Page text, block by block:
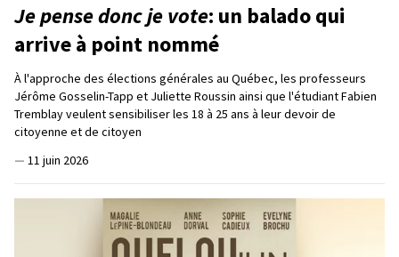
Je pense donc je vote: un balado qui
arrive à point nommé
À l'approche des élections générales au Québec, les professeurs
Jérôme Gosselin-Tapp et Juliette Roussin ainsi que l'étudiant Fabien
Tremblay veulent sensibiliser les 18 à 25 ans à leur devoir de
citoyenne et de citoyen
— 11 juin 2026